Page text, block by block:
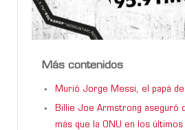
Más contenidos
Murió Jorge Messi, el papá
Billie Joe Armstrong aseguró
más que la ONU en los últimos